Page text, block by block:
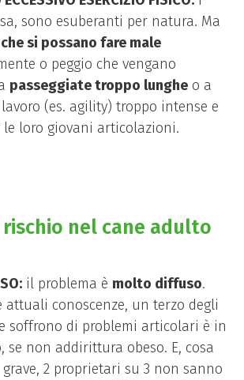
sono esuberanti per natura. Ma
si possano fare male
o peggio che vengano
passeggiate troppo lunghe o a
(es. agility) troppo intense e
le loro giovani articolazioni.
nel cane adulto
il problema è molto diffuso.
attuali conoscenze, un terzo degli
soffrono di problemi articolari è in
se non addirittura obeso. E, cosa
2 proprietari su 3 non sanno